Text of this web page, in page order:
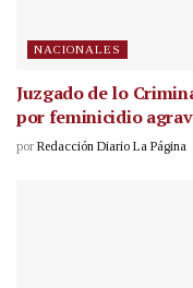
NACIONALES
Juzgado de lo
por feminicidio
por Redacción Diario La Página